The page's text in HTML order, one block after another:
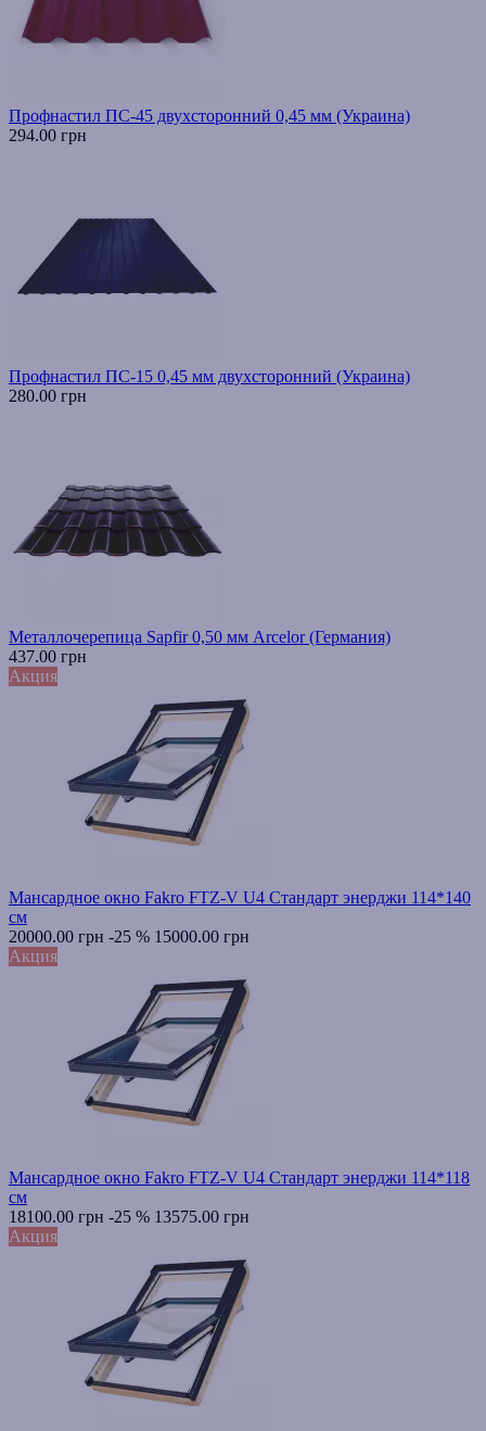
Профнастил ПС-45 двухсторонний 0,45 мм (Украина)
294.00 грн
Профнастил ПС-15 0,45 мм двухсторонний (Украина)
280.00 грн
Металлочерепица Sapfir 0,50 мм Arcelor (Германия)
437.00 грн
Акция
Мансардное окно Fakro FTZ-V U4 Стандарт энерджи 114*140
см
20000.00 грн -25 % 15000.00 грн
Акция
Мансардное окно Fakro FTZ-V U4 Стандарт энерджи 114*118
см
18100.00 грн -25 % 13575.00 грн
Акция